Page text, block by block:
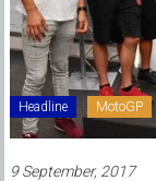
Headline MotoGP
9 September, 2017